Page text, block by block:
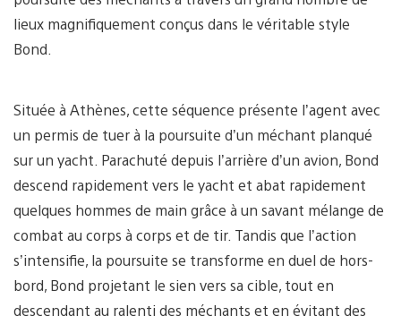
lieux magnifiquement conçus dans le véritable style
Bond.
Située à Athènes, cette séquence présente l’agent avec
un permis de tuer à la poursuite d’un méchant planqué
sur un yacht. Parachuté depuis l’arrière d’un avion, Bond
descend rapidement vers le yacht et abat rapidement
quelques hommes de main grâce à un savant mélange de
combat au corps à corps et de tir. Tandis que l’action
s’intensifie, la poursuite se transforme en duel de hors-
bord, Bond projetant le sien vers sa cible, tout en
descendant au ralenti des méchants et en évitant des